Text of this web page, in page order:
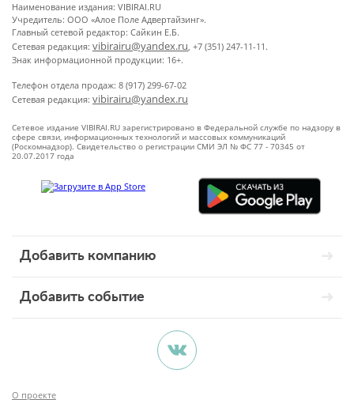
Наименование издания: VIBIRAI.RU
Учредитель: ООО «Алое Поле Адвертайзинг».
Главный сетевой редактор: Сайкин Е.Б.
Сетевая редакция: vibirairu@yandex.ru, +7 (351) 247-11-11.
Знак информационной продукции: 16+.
Телефон отдела продаж: 8 (917) 299-67-02
Сетевая редакция: vibirairu@yandex.ru
Сетевое издание VIBIRAI.RU зарегистрировано в Федеральной службе по надзору в
сфере связи, информационных технологий и массовых коммуникаций
(Роскомнадзор). Свидетельство о регистрации СМИ ЭЛ № ФС 77 - 70345 от
20.07.2017 года
Добавить компанию
Добавить событие
О проекте